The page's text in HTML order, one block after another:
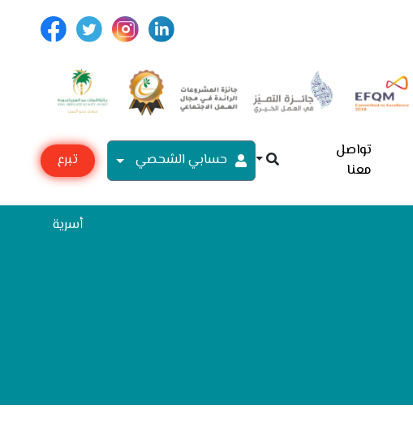
تواصل
معنا
حسابي الشحصي
تبرع
أسرية